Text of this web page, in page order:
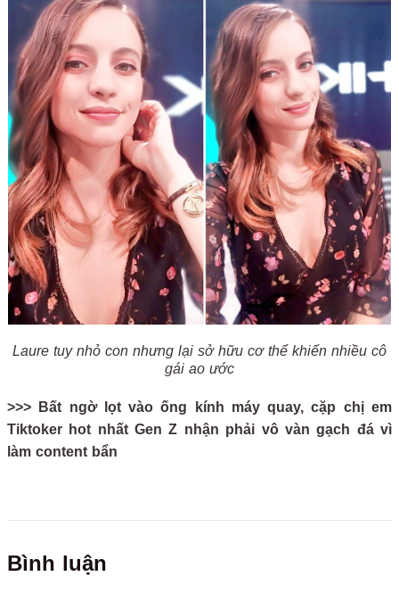
Laure tuy nhỏ con nhưng lại sở hữu cơ thể khiến nhiều cô
gái ao ước
>>> Bất ngờ lọt vào ống kính máy quay, cặp chị em
Tiktoker hot nhất Gen Z nhận phải vô vàn gạch đá vì
làm content bẩn
Bình luận